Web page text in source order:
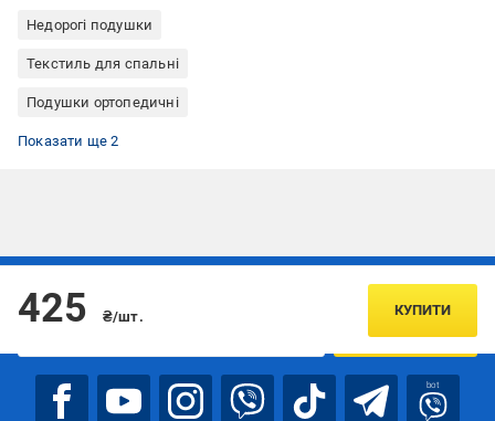
Недорогі подушки
Текстиль для спальні
Подушки ортопедичні
Подушки валик
Подушки наповнювач антиалергенний
Показати ще 2
425 ₴/шт. КУПИТИ
Підписуйтесь, щоб дізнаватись першим про акції та пропозиції
ПІДПИСАТИСЯ
bot